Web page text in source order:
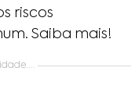
riscos
Saiba mais!